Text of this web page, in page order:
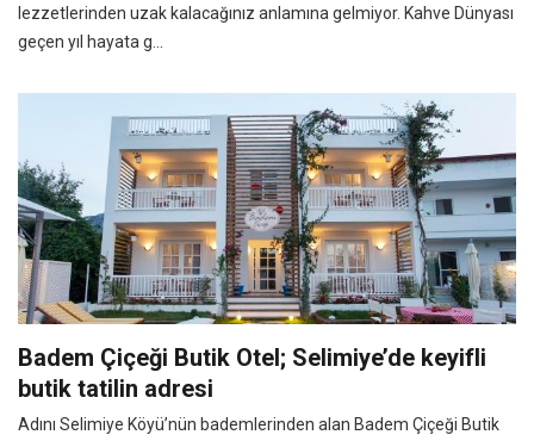
lezzetlerinden uzak kalacağınız anlamına gelmiyor. Kahve Dünyası
geçen yıl hayata g...
Badem Çiçeği Butik Otel; Selimiye’de keyifli
butik tatilin adresi
Adını Selimiye Köyü’nün bademlerinden alan Badem Çiçeği Butik